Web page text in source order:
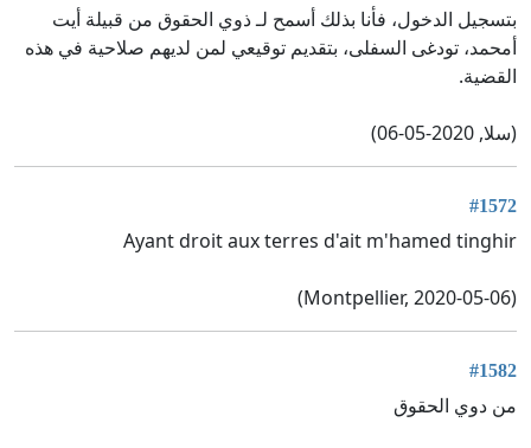
بتسجيل الدخول، فأنا بذلك أسمح لـ ذوي الحقوق من قبيلة أيت
أمحمد، تودغى السفلى، بتقديم توقيعي لمن لديهم صلاحية في هذه
القضية.
(سلا, 2020-05-06)
#1572
Ayant droit aux terres d'ait m'hamed tinghir
(Montpellier, 2020-05-06)
#1582
من دوي الحقوق